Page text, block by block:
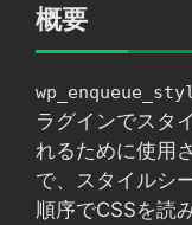
リ
概要
ラグインでスタ
れるために使用
で、スタイルシ
順序でCSSを読